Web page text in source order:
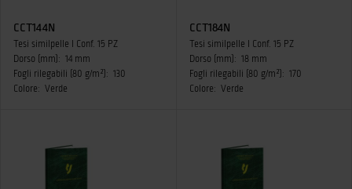
CCT144N
Tesi similpelle I Conf. 15 PZ
Dorso (mm): 14 mm
Fogli rilegabili (80 g/m²): 130
Colore: Verde
CCT184N
Tesi similpelle I Conf. 15 PZ
Dorso (mm): 18 mm
Fogli rilegabili (80 g/m²): 170
Colore: Verde